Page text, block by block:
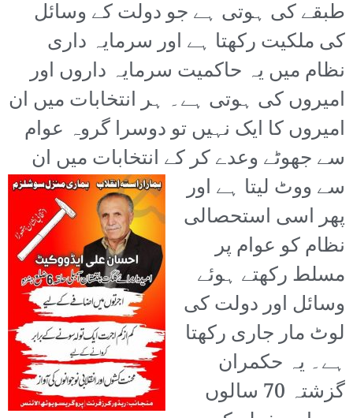
طبقے کی ہوتی ہے جو دولت کے وسائل
کی ملکیت رکھتا ہے اور سرمایہ داری
نظام میں یہ حاکمیت سرمایہ داروں اور
امیروں کی ہوتی ہے۔ ہر انتخابات میں ان
امیروں کا ایک نہیں تو دوسرا گروہ عوام
سے جھوٹے وعدے کر کے انتخاباتمیں ان
سے ووٹ لیتا ہے اور
پھر اسی استحصالی
نظام کو عوام پر
مسلط رکھتے ہوئے
وسائل اور دولت کی
لوٹ مار جاری رکھتا
ہے۔ یہ حکمران
گزشتہ 70 سالوں